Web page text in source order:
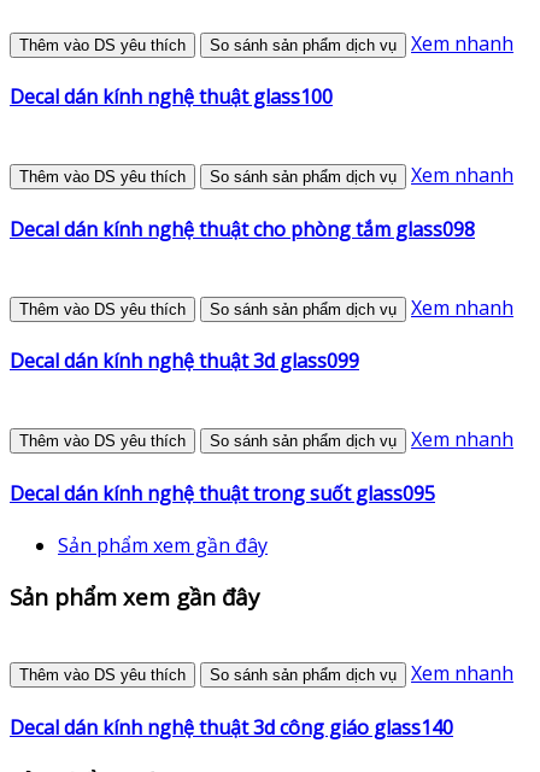
Thêm vào DS yêu thích So sánh sản phẩm dịch vụ Xem nhanh
Decal dán kính nghệ thuật glass100
Thêm vào DS yêu thích So sánh sản phẩm dịch vụ Xem nhanh
Decal dán kính nghệ thuật cho phòng tắm glass098
Thêm vào DS yêu thích So sánh sản phẩm dịch vụ Xem nhanh
Decal dán kính nghệ thuật 3d glass099
Thêm vào DS yêu thích So sánh sản phẩm dịch vụ Xem nhanh
Decal dán kính nghệ thuật trong suốt glass095
Sản phẩm xem gần đây
Sản phẩm xem gần đây
Thêm vào DS yêu thích So sánh sản phẩm dịch vụ Xem nhanh
Decal dán kính nghệ thuật 3d công giáo glass140